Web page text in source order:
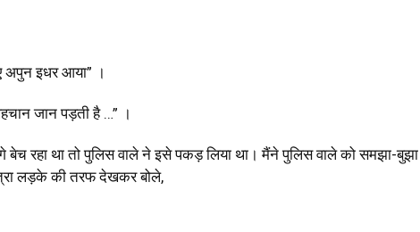
अपुन इधर आया” ।
जान पड़ती है …” ।
बेच रहा था तो पुलिस वाले ने इसे पकड़ लिया था। मैंने पुलिस वाले को समझा-बुझा
लड़के की तरफ देखकर बोले,